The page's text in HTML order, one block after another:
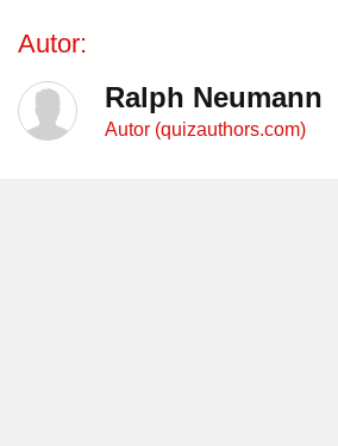
Autor:
Ralph Neumann
Autor (quizauthors.com)